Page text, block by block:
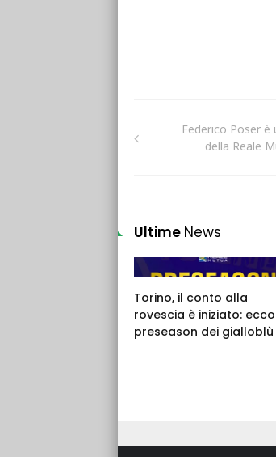
Federico Poser
della Reale
Ultime News
Torino, il conto alla
rovescia è iniziato:
preseason dei gialloblù